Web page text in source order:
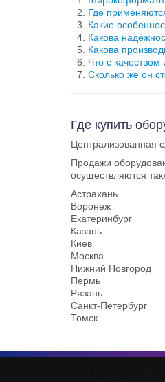
Где
Какие
Какова
Какова
Что с
Сколько же он
Где купить
Централизованная
Продажи
осуществляются
Астрахань
Воронеж
Екатеринбург
Казань
Киев
Москва
Нижний Новгород
Пермь
Рязань
Санкт-Петербург
Томск